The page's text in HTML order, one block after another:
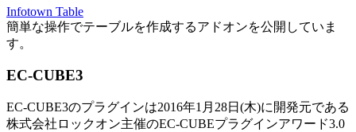
Infotown Table
簡単な操作でテーブルを作成するアドオンを公開していま
す。
EC-CUBE3
EC-CUBE3のプラグインは2016年1月28日(木)に開発元である
株式会社ロックオン主催のEC-CUBEプラグインアワード3.0